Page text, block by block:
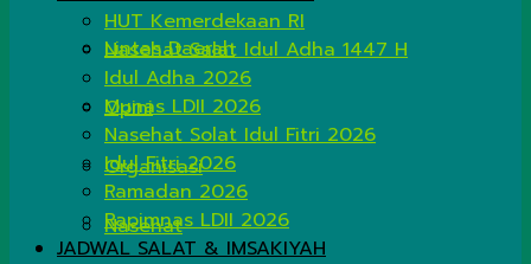
Lintas Daerah
Opini
Organisasi
Nasehat
HUT Kemerdekaan RI
Nasehat Salat Idul Adha 1447 H
Idul Adha 2026
Munas LDII 2026
Nasehat Solat Idul Fitri 2026
Idul Fitri 2026
Ramadan 2026
Rapimnas LDII 2026
JADWAL SALAT & IMSAKIYAH